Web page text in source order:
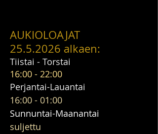
AUKIOLOAJAT
25.5.2026 alkaen:
Tiistai - Torstai
16:00 - 22:00
Perjantai-Lauantai
16:00 - 01:00
Sunnuntai-Maanantai
suljettu